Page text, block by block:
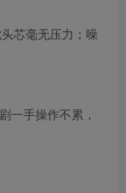
芯毫无压力；噪
一手操作不累，